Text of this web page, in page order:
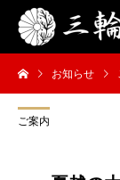
お知らせ
ご案内